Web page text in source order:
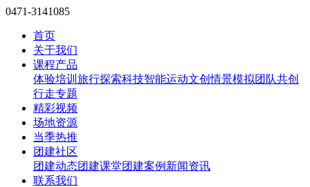
0471-3141085
首页
关于我们
课程产品
体验培训 旅行探索科技智能运动文创情景模拟团队共创
行走专题
精彩视频
场地资源
当季热推
团建社区
团建动态团建课堂团建案例 新闻资讯
联系我们